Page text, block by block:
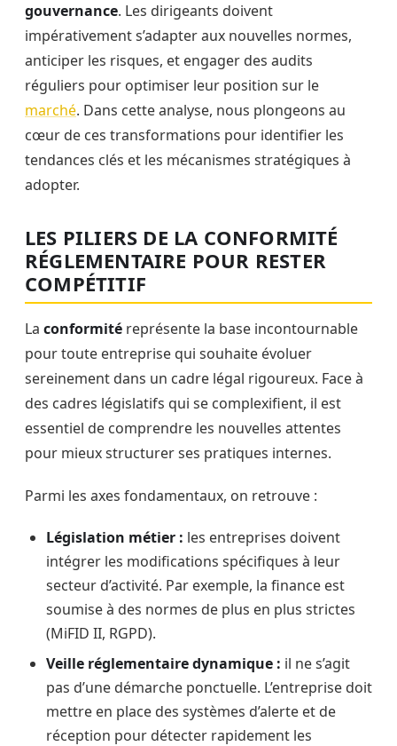
gouvernance. Les dirigeants doivent
impérativement s’adapter aux nouvelles normes,
anticiper les risques, et engager des audits
réguliers pour optimiser leur position sur le
marché. Dans cette analyse, nous plongeons au
cœur de ces transformations pour identifier les
tendances clés et les mécanismes stratégiques à
adopter.
LES PILIERS DE LA CONFORMITÉ
RÉGLEMENTAIRE POUR RESTER
COMPÉTITIF
La conformité représente la base incontournable
pour toute entreprise qui souhaite évoluer
sereinement dans un cadre légal rigoureux. Face à
des cadres législatifs qui se complexifient, il est
essentiel de comprendre les nouvelles attentes
pour mieux structurer ses pratiques internes.
Parmi les axes fondamentaux, on retrouve :
Législation métier : les entreprises doivent
intégrer les modifications spécifiques à leur
secteur d’activité. Par exemple, la finance est
soumise à des normes de plus en plus strictes
(MiFID II, RGPD).
Veille réglementaire dynamique : il ne s’agit
pas d’une démarche ponctuelle. L’entreprise doit
mettre en place des systèmes d’alerte et de
réception pour détecter rapidement les